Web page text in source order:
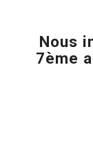
Nous
7ème